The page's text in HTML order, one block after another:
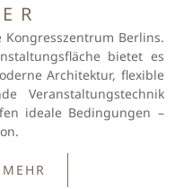
Berlins.
bietet es
Architektur, flexible
Veranstaltungstechnik
ideale Bedingungen –